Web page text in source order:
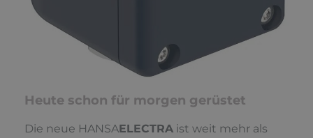
Heute schon für morgen gerüstet
Die neue HANSAELECTRA ist weit mehr als